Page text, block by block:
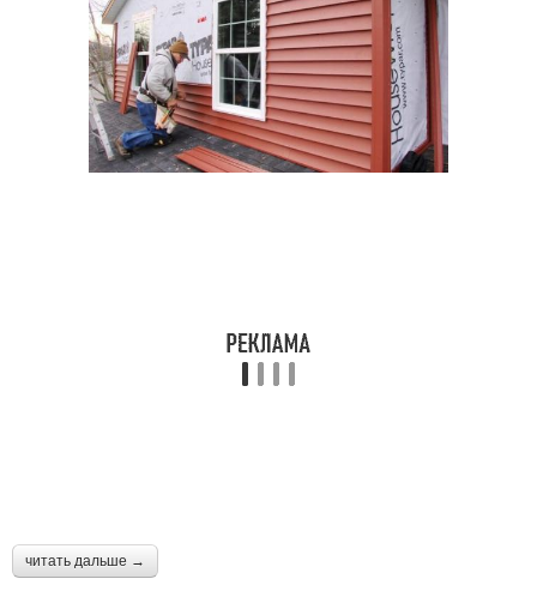
читать дальше →